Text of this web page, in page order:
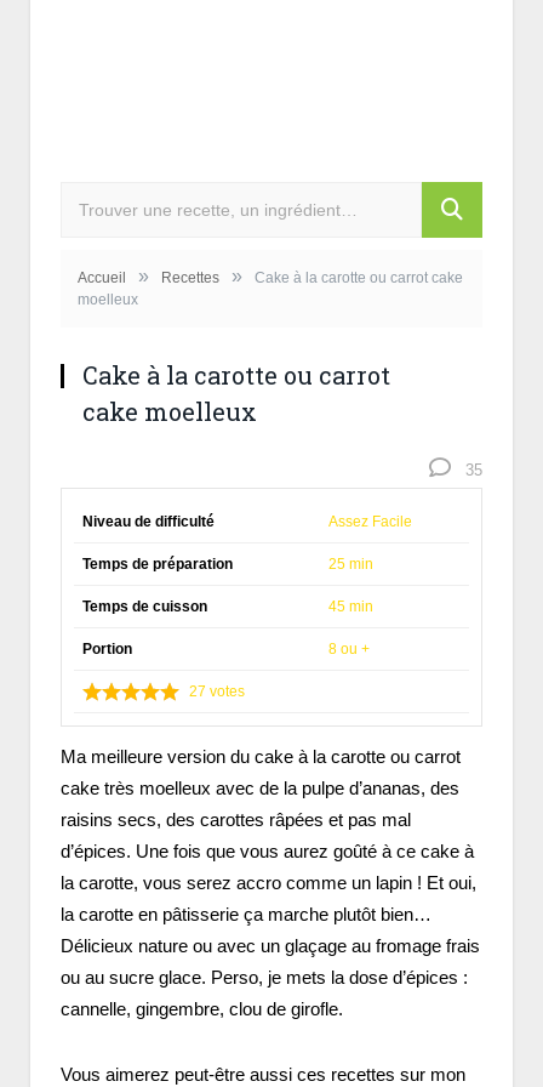
Accueil » Recettes »
Cake à la carotte ou carrot cake
moelleux
Cake à la carotte ou carrot
cake moelleux
35
Niveau de difficulté Assez Facile
Temps de préparation 25 min
Temps de cuisson 45 min
Portion 8 ou +
27 votes
Ma meilleure version du cake à la carotte ou carrot
cake très moelleux avec de la pulpe d’ananas, des
raisins secs, des carottes râpées et pas mal
d’épices. Une fois que vous aurez goûté à ce cake à
la carotte, vous serez accro comme un lapin ! Et oui,
la carotte en pâtisserie ça marche plutôt bien…
Délicieux nature ou avec un glaçage au fromage frais
ou au sucre glace. Perso, je mets la dose d’épices :
cannelle, gingembre, clou de girofle.
Vous aimerez peut-être aussi ces recettes sur mon